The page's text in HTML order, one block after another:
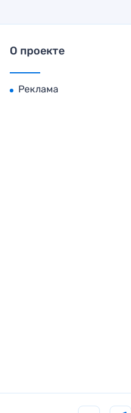
О проекте
Реклама